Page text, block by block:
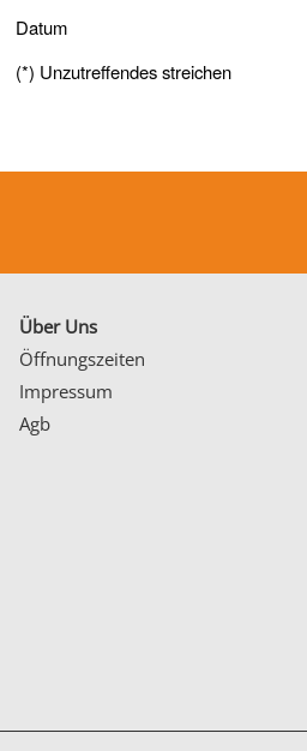
Datum
(*) Unzutreffendes streichen
Über Uns
Öffnungszeiten
Impressum
Agb